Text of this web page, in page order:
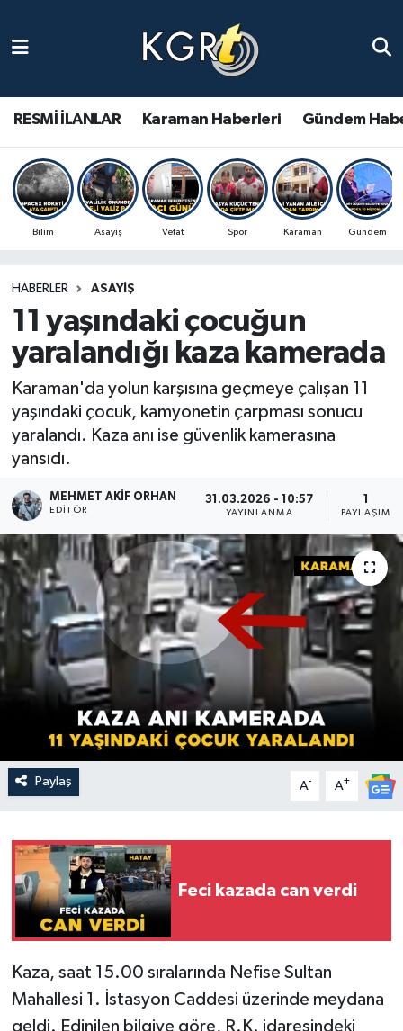
RESMİ İLANLAR Karaman Haberleri Gündem
Bilim Asayiş Vefat Spor Karaman Gündem
HABERLER ASAYIŞ
11 yaşındaki çocuğun
yaralandığı kaza kamerada
Karaman'da yolun karşısına geçmeye çalışan 11
yaşındaki çocuk, kamyonetin çarpması sonucu
yaralandı. Kaza anı ise güvenlik kamerasına
yansıdı.
MEHMET AKIF ORHAN
EDITÖR
31.03.2026 - 10:57
YAYINLANMA
1
PAYLAŞIM
Paylaş A- A+
Feci kazada can verdi
Kaza, saat 15.00 sıralarında Nefise Sultan
Mahallesi 1. İstasyon Caddesi üzerinde meydana
geldi. Edinilen bilgiye göre, R.K. idaresindeki
Gündem Haberleri
Güncel Haberler
Spor Haberleri
Ulusal Haberler
Vefat Edenler